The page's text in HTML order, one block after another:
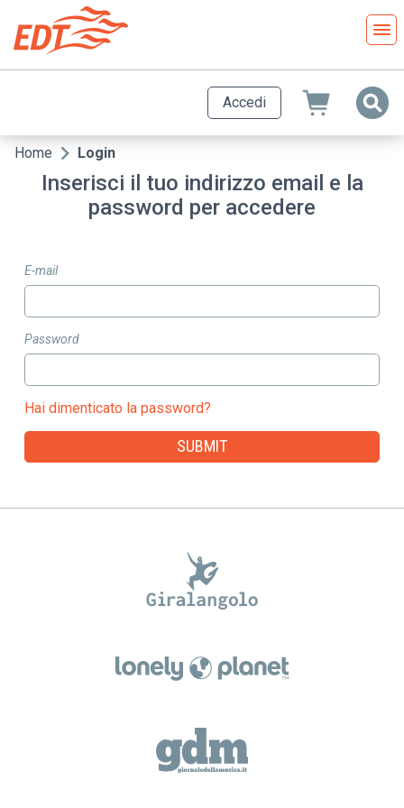
contenuto
principale
Accedi
Briciole
Home Login
Inserisci il tuo indirizzo email e la
password per accedere
E-mail
Password
Hai dimenticato la password?